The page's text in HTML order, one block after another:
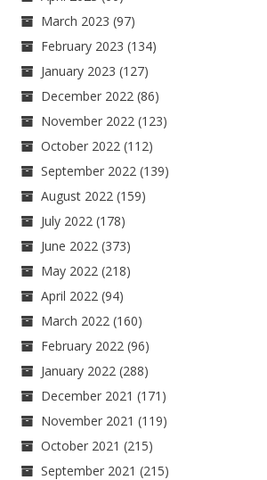
March 2023 (97)
February 2023 (134)
January 2023 (127)
December 2022 (86)
November 2022 (123)
October 2022 (112)
September 2022 (139)
August 2022 (159)
July 2022 (178)
June 2022 (373)
May 2022 (218)
April 2022 (94)
March 2022 (160)
February 2022 (96)
January 2022 (288)
December 2021 (171)
November 2021 (119)
October 2021 (215)
September 2021 (215)